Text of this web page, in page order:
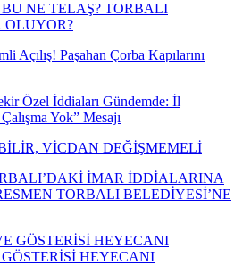
NE TELAŞ? TORBALI
OLUYOR?
Açılış! Paşahan Çorba Kapılarını
Özel İddiaları Gündemde: İl
Yok” Mesajı
VİCDAN DEĞİŞMEMELİ
İMAR İDDİALARINA
TORBALI BELEDİYESİ’NE
HEYECANI